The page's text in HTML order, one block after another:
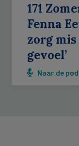
171
Fenna
zorg
gevoel’
Naar de